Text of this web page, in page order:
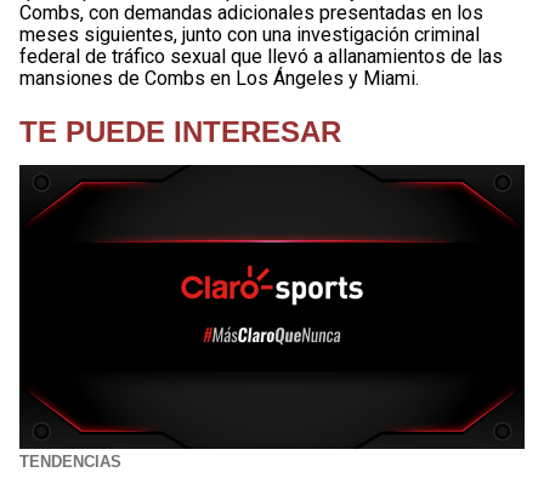
Combs, con demandas adicionales presentadas en los
meses siguientes, junto con una investigación criminal
federal de tráfico sexual que llevó a allanamientos de las
mansiones de Combs en Los Ángeles y Miami.
TE PUEDE INTERESAR
TENDENCIAS